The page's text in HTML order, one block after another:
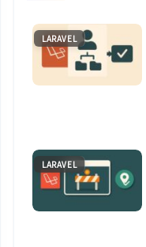
LARAVEL
LARAVEL